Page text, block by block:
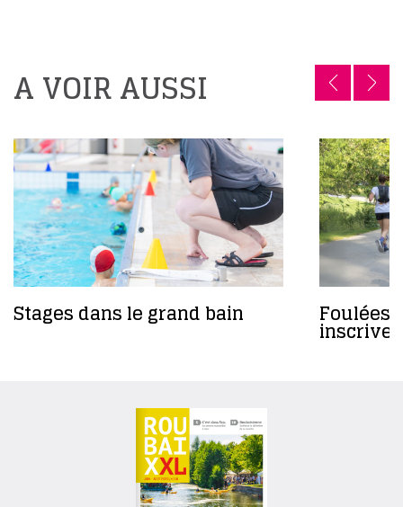
A VOIR AUSSI
Stages dans le grand bain Foulées